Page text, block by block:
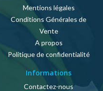
Mentions légales
Conditions Générales de
Vente
A propos
Politique de confidentialité
Informations
Contactez-nous